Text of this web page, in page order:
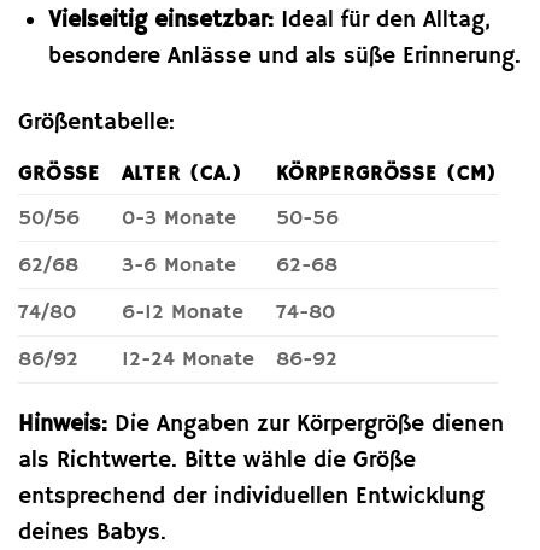
Vielseitig einsetzbar:Ideal für den Alltag,
besondere Anlässe und als süße Erinnerung.
Größentabelle:
GRÖSSE ALTER (CA.)
KÖRPERGRÖSSE (CM)
50/56
0-3 Monate
50-56
62/68
3-6 Monate
62-68
74/80
6-12 Monate
74-80
86/92
12-24 Monate 86-92
Hinweis: Die Angaben zur Körpergröße dienen
als Richtwerte. Bitte wähle die Größe
entsprechend der individuellen Entwicklung
deines Babys.